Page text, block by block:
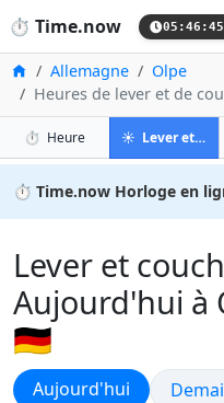
⏱️ Time.now 05:46:46
Accueil
Allemagne
Olpe
Heures de lever et de
⏱️ Heureà Olpe☀️ Lever et coucher du soleil
⏱️ Time.now Horloge en
Lever et
Aujourd'hui à
🇩🇪
Lever et coucher du
Aujourd'hui Lever